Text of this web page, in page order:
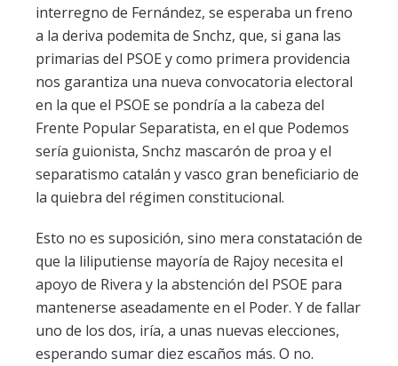
interregno de Fernández, se esperaba un freno
a la deriva podemita de Snchz, que, si gana las
primarias del PSOE y como primera providencia
nos garantiza una nueva convocatoria electoral
en la que el PSOE se pondría a la cabeza del
Frente Popular Separatista, en el que Podemos
sería guionista, Snchz mascarón de proa y el
separatismo catalán y vasco gran beneficiario de
la quiebra del régimen constitucional.
Esto no es suposición, sino mera constatación de
que la liliputiense mayoría de Rajoy necesita el
apoyo de Rivera y la abstención del PSOE para
mantenerse aseadamente en el Poder. Y de fallar
uno de los dos, iría, a unas nuevas elecciones,
esperando sumar diez escaños más. O no.